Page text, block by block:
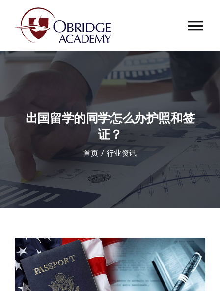
首页
课程中心
合作伙伴
出国留学的同学怎么办护照和签
证？
首页 行业资讯